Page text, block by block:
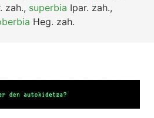
zah., superbia Ipar. zah.,
Heg. zah.